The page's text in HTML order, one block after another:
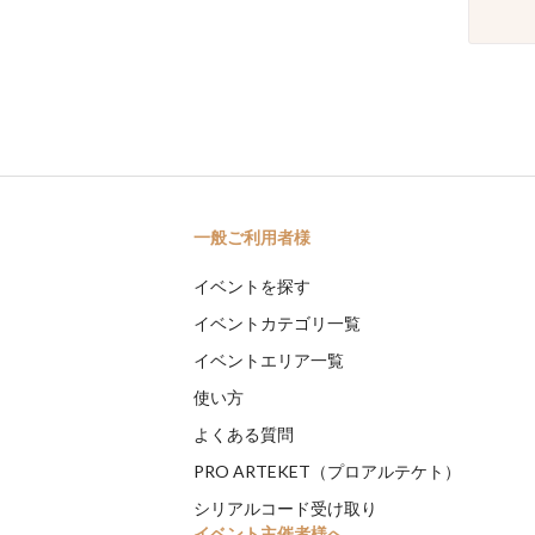
一般ご利用者様
イベントを探す
イベントカテゴリ一覧
イベントエリア一覧
使い方
よくある質問
PRO ARTEKET（プロアルテケト）
シリアルコード受け取り